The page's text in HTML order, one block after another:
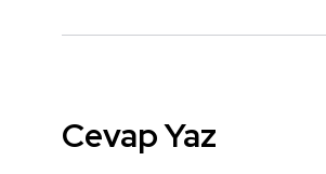
Cevap Yaz